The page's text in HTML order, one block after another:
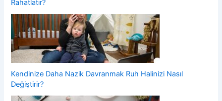
Rahatlatır?
Kendinize Daha Nazik Davranmak Ruh Halinizi Nasıl
Değiştirir?